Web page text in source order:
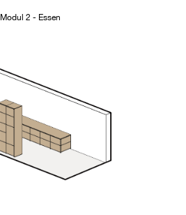
Modul 2 - Essen